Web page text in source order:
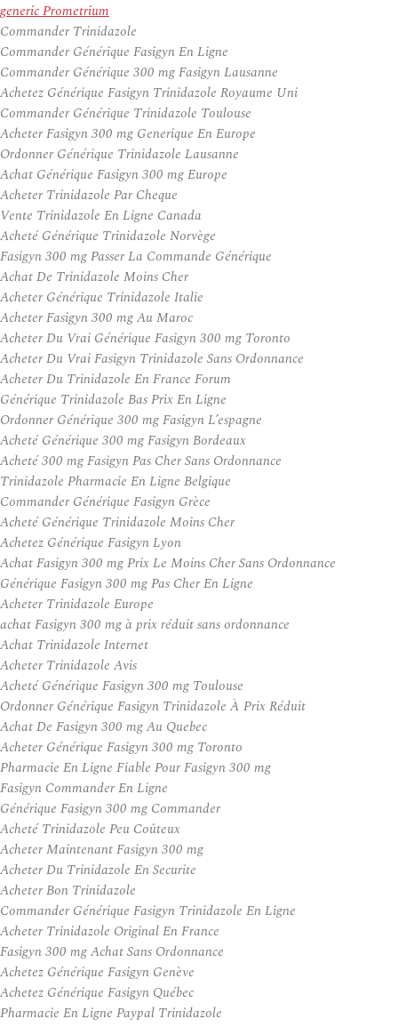
generic Prometrium
Commander Trinidazole
Commander Générique Fasigyn En Ligne
Commander Générique 300 mg Fasigyn Lausanne
Achetez Générique Fasigyn Trinidazole Royaume Uni
Commander Générique Trinidazole Toulouse
Acheter Fasigyn 300 mg Generique En Europe
Ordonner Générique Trinidazole Lausanne
Achat Générique Fasigyn 300 mg Europe
Acheter Trinidazole Par Cheque
Vente Trinidazole En Ligne Canada
Acheté Générique Trinidazole Norvège
Fasigyn 300 mg Passer La Commande Générique
Achat De Trinidazole Moins Cher
Acheter Générique Trinidazole Italie
Acheter Fasigyn 300 mg Au Maroc
Acheter Du Vrai Générique Fasigyn 300 mg Toronto
Acheter Du Vrai Fasigyn Trinidazole Sans Ordonnance
Acheter Du Trinidazole En France Forum
Générique Trinidazole Bas Prix En Ligne
Ordonner Générique 300 mg Fasigyn L’espagne
Acheté Générique 300 mg Fasigyn Bordeaux
Acheté 300 mg Fasigyn Pas Cher Sans Ordonnance
Trinidazole Pharmacie En Ligne Belgique
Commander Générique Fasigyn Grèce
Acheté Générique Trinidazole Moins Cher
Achetez Générique Fasigyn Lyon
Achat Fasigyn 300 mg Prix Le Moins Cher Sans Ordonnance
Générique Fasigyn 300 mg Pas Cher En Ligne
Acheter Trinidazole Europe
achat Fasigyn 300 mg à prix réduit sans ordonnance
Achat Trinidazole Internet
Acheter Trinidazole Avis
Acheté Générique Fasigyn 300 mg Toulouse
Ordonner Générique Fasigyn Trinidazole À Prix Réduit
Achat De Fasigyn 300 mg Au Quebec
Acheter Générique Fasigyn 300 mg Toronto
Pharmacie En Ligne Fiable Pour Fasigyn 300 mg
Fasigyn Commander En Ligne
Générique Fasigyn 300 mg Commander
Acheté Trinidazole Peu Coûteux
Acheter Maintenant Fasigyn 300 mg
Acheter Du Trinidazole En Securite
Acheter Bon Trinidazole
Commander Générique Fasigyn Trinidazole En Ligne
Acheter Trinidazole Original En France
Fasigyn 300 mg Achat Sans Ordonnance
Achetez Générique Fasigyn Genève
Achetez Générique Fasigyn Québec
Pharmacie En Ligne Paypal Trinidazole